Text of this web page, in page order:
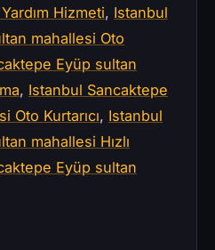
Hizmeti, Istanbul
mahallesi Oto
Eyüp sultan
, Istanbul Sancaktepe
Oto Kurtarıcı, Istanbul
mahallesi Hızlı
Eyüp sultan